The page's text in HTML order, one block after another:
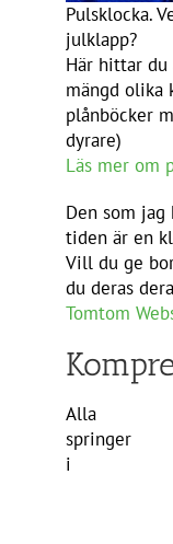
Pulsklocka.
julklapp?
Här hittar
mängd olika
plånböcker
dyrare)
Läs mer om
Den som
tiden är en
Vill du ge
du deras
Tomtom
Alla
springer
i